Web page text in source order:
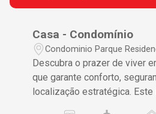
Casa - Condomínio
Condominio Parque
Carlos/SP
Descubra o prazer de viver
que garante conforto,
localização estratégica.